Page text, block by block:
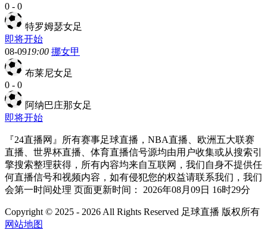
0 - 0
特罗姆瑟女足
即将开始
08-0919:00 挪女甲
布莱尼女足
0 - 0
阿纳巴庄那女足
即将开始
『24直播网』所有赛事足球直播，NBA直播、欧洲五大联赛
直播、世界杯直播、体育直播信号源均由用户收集或从搜索引
擎搜索整理获得，所有内容均来自互联网，我们自身不提供任
何直播信号和视频内容，如有侵犯您的权益请联系我们，我们
会第一时间处理 页面更新时间： 2026年08月09日 16时29分
Copyright © 2025 - 2026 All Rights Reserved 足球直播 版权所有
网站地图